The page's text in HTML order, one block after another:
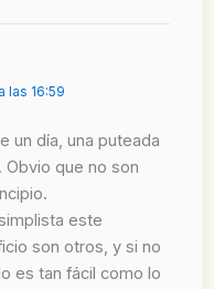
las 16:59
un día, una puteada
Obvio que no son
este
son otros, y si no
es tan fácil como lo